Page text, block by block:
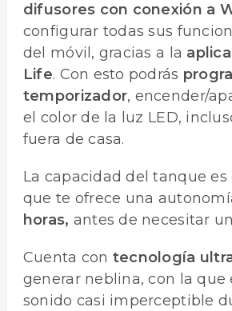
difusores con conexión a
configurar todas sus
del móvil, gracias a la
Life. Con esto podrás
temporizador, encender/
el color de la luz LED,
fuera de casa.
La capacidad del tanque es
que te ofrece una
horas, antes de necesitar
Cuenta con tecnología
generar neblina, con la que
sonido casi imperceptible